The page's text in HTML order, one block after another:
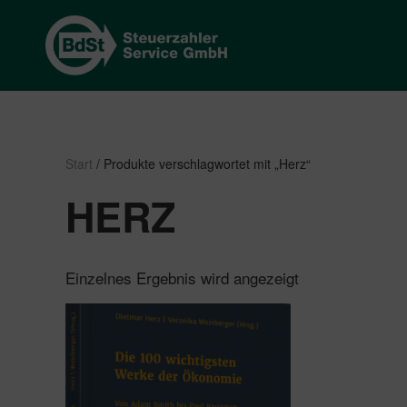
Start / Produkte verschlagwortet mit „Herz“
HERZ
Einzelnes Ergebnis wird angezeigt